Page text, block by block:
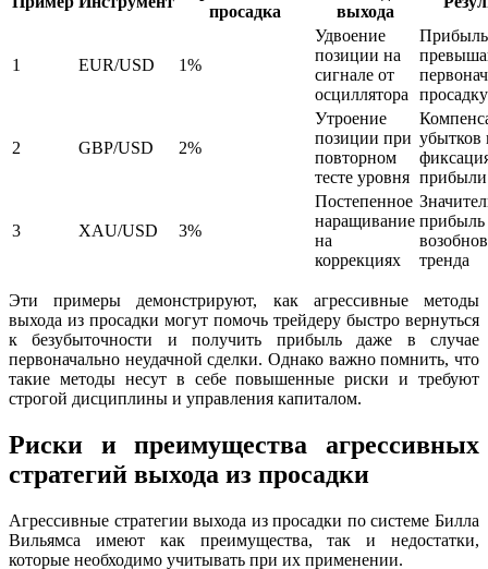
просадка
выхода
1 EUR/USD 1%
Удвоение
позиции на
сигнале от
осциллятора
просадку
2 GBP/USD 2%
Утроение
позиции при
повторном
тесте уровня
убытков
прибыли
3 XAU/USD 3%
Постепенное
наращивание
на
коррекциях
тренда
Эти примеры демонстрируют, как агрессивные методы
выхода из просадки могут помочь трейдеру быстро вернуться
к безубыточности и получить прибыль даже в случае
первоначально неудачной сделки. Однако важно помнить, что
такие методы несут в себе повышенные риски и требуют
строгой дисциплины и управления капиталом.
Риски и преимущества агрессивных
стратегий выхода из просадки
Агрессивные стратегии выхода из просадки по системе Билла
Вильямса имеют как преимущества, так и недостатки,
которые необходимо учитывать при их применении.